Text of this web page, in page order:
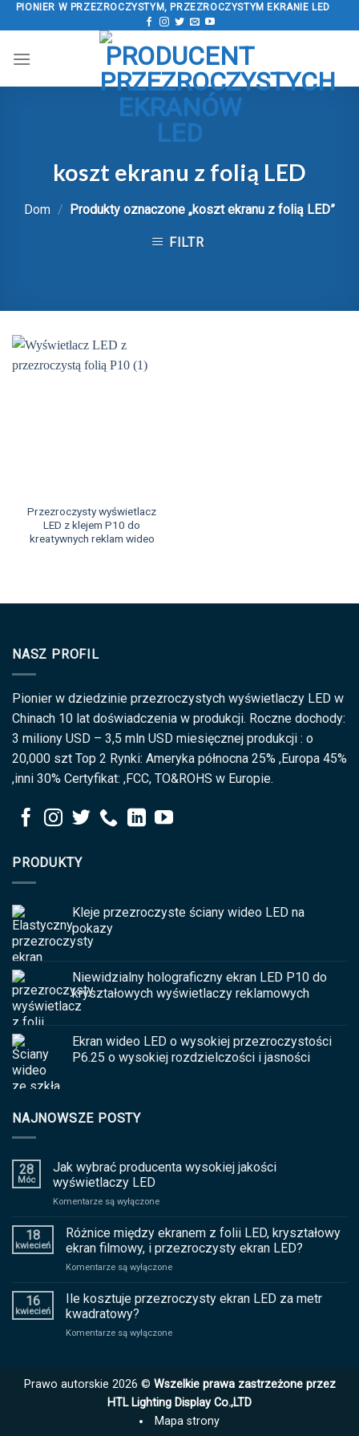
Przejdź
do
PIONIER W PRZEZROCZYSTYM, PRZEZROCZYSTYM EKRANIE LED
koszt ekranu z folią LED
Dom / Produkty oznaczone „koszt ekranu z folią LED”
FILTR
Przezroczysty wyświetlacz
LED z klejem P10 do
kreatywnych reklam wideo
NASZ PROFIL
Pionier w dziedzinie przezroczystych wyświetlaczy LED w
Chinach 10 lat doświadczenia w produkcji. Roczne dochody:
3 miliony USD – 3,5 mln USD miesięcznej produkcji : o
20,000 szt Top 2 Rynki: Ameryka północna 25% ,Europa 45%
,inni 30% Certyfikat: ,FCC, TO&ROHS w Europie.
PRODUKTY
Kleje przezroczyste ściany wideo LED na
pokazy
Niewidzialny holograficzny ekran LED P10 do
kryształowych wyświetlaczy reklamowych
Ekran wideo LED o wysokiej przezroczystości
P6.25 o wysokiej rozdzielczości i jasności
NAJNOWSZE POSTY
28
Móc
Jak wybrać producenta wysokiej jakości
wyświetlaczy LED
Komentarze są wyłączonena
wybrać
wysokiej
jakości
LED
18
kwiecień
Różnice między ekranem z folii LED, kryształowy
ekran filmowy, i przezroczysty ekran LED?
Komentarze są wyłączonena
między
ekranem
folii
filmowy,
przezroczysty
ekran
16
kwiecień
Ile kosztuje przezroczysty ekran LED za metr
kwadratowy?
Komentarze są wyłączonena
ekran
LED
metr
Prawo autorskie 2026 © Wszelkie prawa zastrzeżone przez
HTL Lighting Display Co.,LTD
Mapa strony